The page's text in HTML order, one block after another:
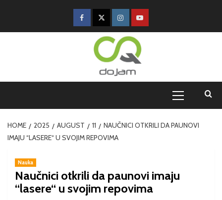
HOME 2025 AUGUST 11
NAUČNICI OTKRILI DA PAUNOVI
IMAJU “LASERE“ U SVOJIM REPOVIMA
Nauka
Naučnici otkrili da paunovi imaju
“lasere“ u svojim repovima